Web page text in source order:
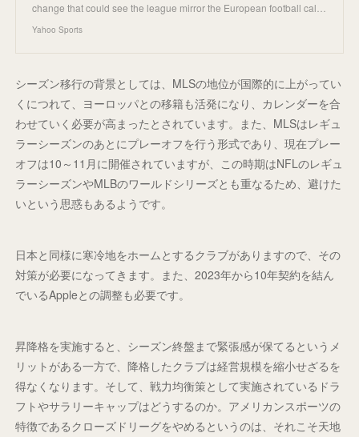
change that could see the league mirror the European football cal…
Yahoo Sports
シーズン移行の背景としては、MLSの地位が国際的に上がってい
くにつれて、ヨーロッパとの移籍も活発になり、カレンダーを合
わせていく必要が高まったとされています。また、MLSはレギュ
ラーシーズンのあとにプレーオフを行う形式であり、現在プレー
オフは10～11月に開催されていますが、この時期はNFLのレギュ
ラーシーズンやMLBのワールドシリーズとも重なるため、避けた
いという思惑もあるようです。
日本と同様に寒冷地をホームとするクラブがありますので、その
対策が必要になってきます。また、2023年から10年契約を結ん
でいるAppleとの調整も必要です。
昇降格を実施すると、シーズン終盤まで緊張感が保てるというメ
リットがある一方で、降格したクラブは経営規模を縮小せざるを
得なくなります。そして、戦力均衡策として実施されているドラ
フトやサラリーキャップはどうするのか。アメリカンスポーツの
特徴であるクローズドリーグをやめるというのは、それこそ天地